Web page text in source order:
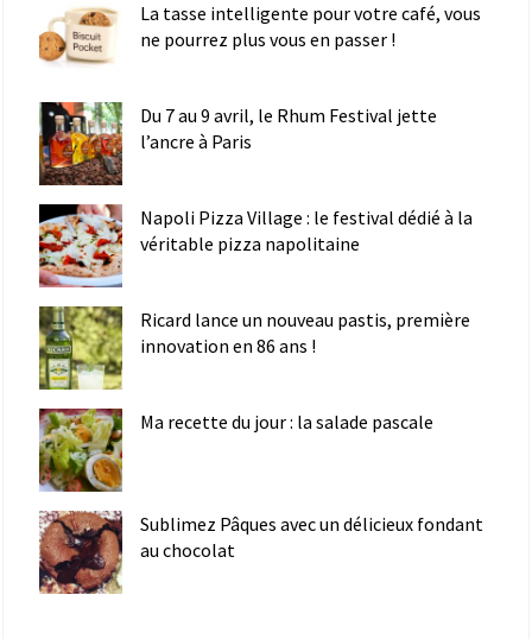
La tasse intelligente pour votre café, vous
ne pourrez plus vous en passer !
Du 7 au 9 avril, le Rhum Festival jette
l’ancre à Paris
Napoli Pizza Village : le festival dédié à la
véritable pizza napolitaine
Ricard lance un nouveau pastis, première
innovation en 86 ans !
Ma recette du jour : la salade pascale
Sublimez Pâques avec un délicieux fondant
au chocolat